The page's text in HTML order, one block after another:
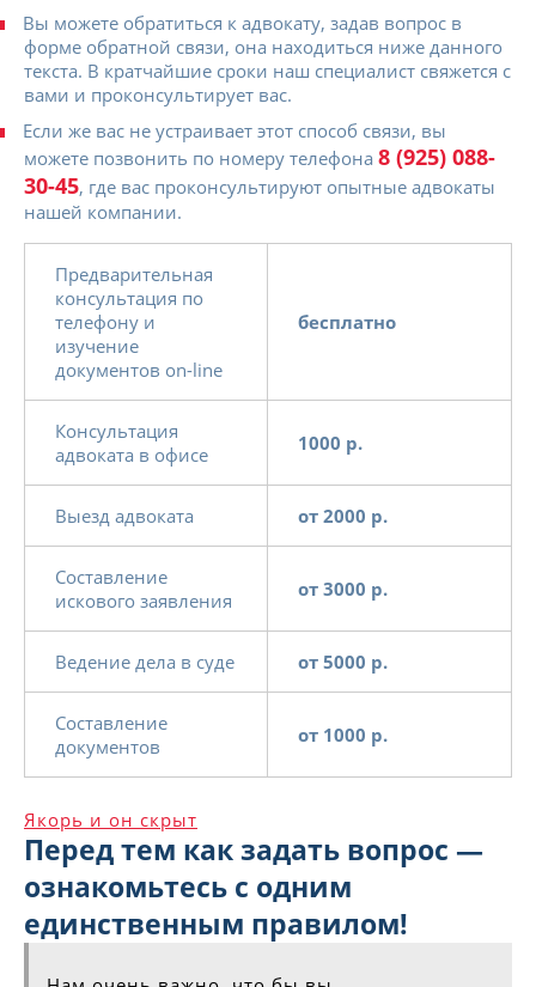
Вы можете обратиться к адвокату, задав вопрос в
форме обратной связи, она находиться ниже данного
текста. В кратчайшие сроки наш специалист свяжется с
вами и проконсультирует вас.
Если же вас не устраивает этот способ связи, вы
можете позвонить по номеру телефона 8 (925) 088-
30-45, где вас проконсультируют опытные адвокаты
нашей компании.
Предварительная
консультация по
телефону и
изучение
документов on-line
бесплатно
Консультация
адвоката в офисе
1000 р.
Выезд адвоката от 2000 р.
Составление
искового заявления
от 3000 р.
Ведение дела в суде от 5000 р.
Составление
документов
от 1000 р.
Якорь и он скрыт
Перед тем как задать вопрос —
ознакомьтесь с одним
единственным правилом!